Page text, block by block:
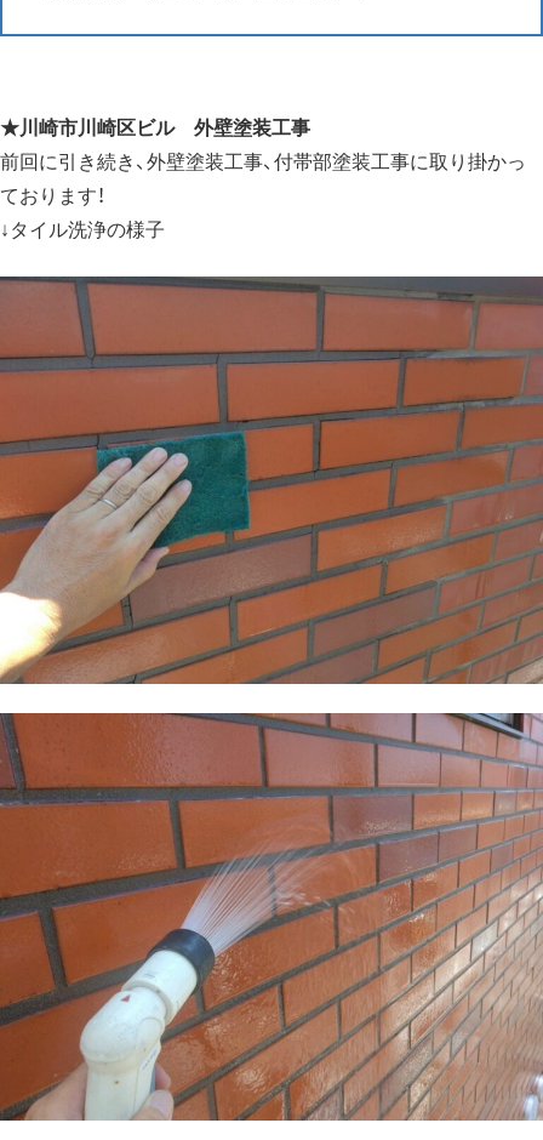
★川崎市川崎区ビル 外壁塗装工事
前回に引き続き、外壁塗装工事、付帯部塗装工事に取り掛かっ
ております！
↓タイル洗浄の様子